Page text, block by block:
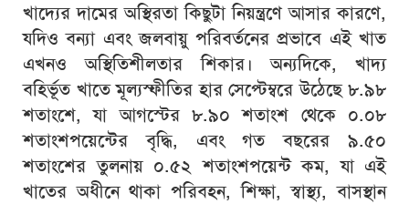
খাদ্যের দামের অস্থিরতা কিছুটা নিয়ন্ত্রণে আসার কারণে,
যদিও বন্যা এবং জলবায়ু পরিবর্তনের প্রভাবে এই খাত
এখনও অস্থিতিশীলতার শিকার। অন্যদিকে, খাদ্য
বহির্ভূত খাতে মূল্যস্ফীতির হার সেপ্টেম্বরে উঠেছে ৮.৯৮
শতাংশে, যা আগস্টের ৮.৯০ শতাংশ থেকে ০.০৮
শতাংশপয়েন্টের বৃদ্ধি, এবং গত বছরের ৯.৫০
শতাংশের তুলনায় ০.৫২ শতাংশপয়েন্ট কম, যা এই
খাতের অধীনে থাকা পরিবহন, শিক্ষা, স্বাস্থ্য, বাসস্থান